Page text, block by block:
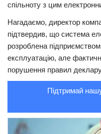
спільноту з цим
Нагадаємо, директор
підтвердив, що система
розроблена
експлуатацію, але
порушення правил
Підтримай